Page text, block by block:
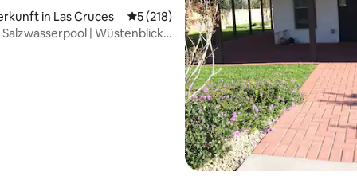
4,95 von 5, 148 Bewertungen
in Las Cruces Durchschnittliche Bewertung: 5 von 5,
5 (218)
| Wüstenblick |